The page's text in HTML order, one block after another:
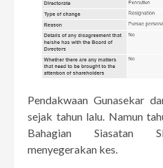
Pendakwaan Gunasekar
sejak tahun lalu. Namun
Bahagian Siasatan
menyegerakan kes.